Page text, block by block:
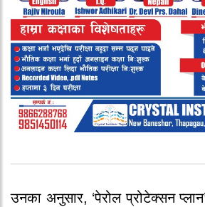
उनका अनुसार, ‘पेरोल प्रोटेक्सन प्लान’